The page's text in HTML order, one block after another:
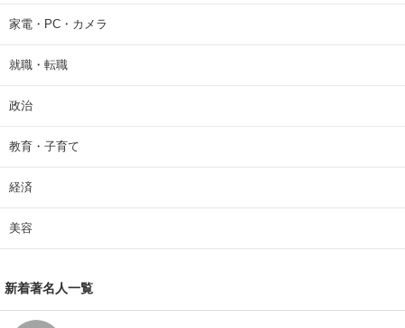
家電・PC・カメラ
就職・転職
政治
教育・子育て
経済
美容
新着著名人一覧